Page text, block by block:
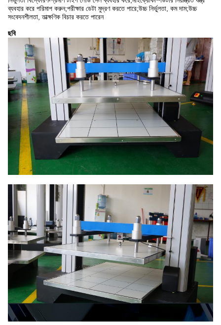
ব্যবহার করে পরিমাপ করুন;পরীক্ষার ডেটা মুদ্রণ করতে পারে;উচ্চ নির্ভুলতা, কম দাম;উচ্চ
সংবেদনশীলতা, তাত্ক্ষণিক বিচার করতে পারেন
ছবি